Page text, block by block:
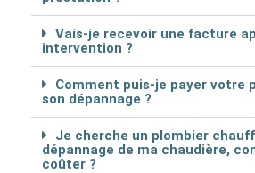
Vais-je recevoir une facture
intervention ?
Comment puis-je payer votre
son dépannage ?
Je cherche un plombier
dépannage de ma chaudière,
coûter ?